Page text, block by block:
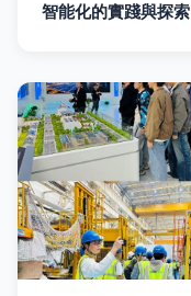
智能化的實踐與探索